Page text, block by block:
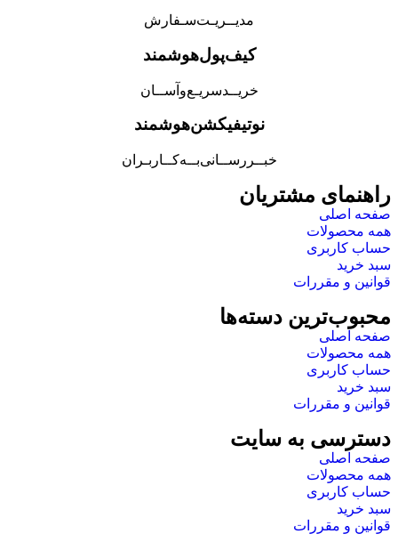
مدیــریـت‌سـفارش
کیف‌پول‌هوشمند
خریــد‌سریـع‌و‌آســان
نوتیفیکشن‌هوشمند
خبــررســانی‌بــه‌کــاربـران
راهنمای مشتریان
صفحه اصلی
همه محصولات
حساب کاربری
سبد خرید
قوانین و مقررات
محبوب‌ترین دسته‌ها
صفحه اصلی
همه محصولات
حساب کاربری
سبد خرید
قوانین و مقررات
دسترسی به سایت
صفحه اصلی
همه محصولات
حساب کاربری
سبد خرید
قوانین و مقررات